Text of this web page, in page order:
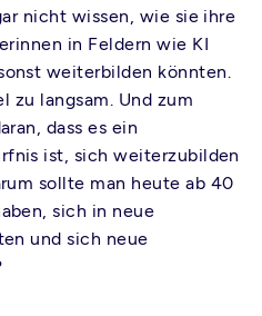
nicht wissen, wie sie ihre
in Feldern wie KI
weiterbilden könnten.
zu langsam. Und zum
dass es ein
ist, sich weiterzubilden
sollte man heute ab 40
sich in neue
und sich neue